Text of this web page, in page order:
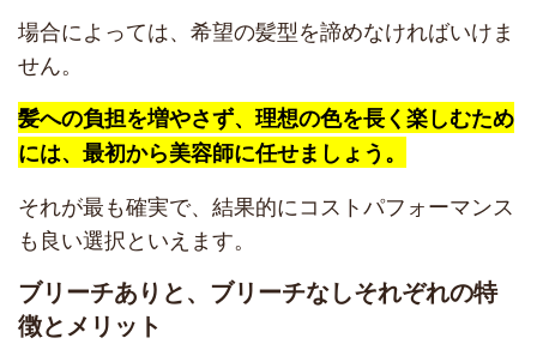
場合によっては、希望の髪型を諦めなければいけま
せん。
髪への負担を増やさず、理想の色を長く楽しむため
には、最初から美容師に任せましょう。
それが最も確実で、結果的にコストパフォーマンス
も良い選択といえます。
ブリーチありと、ブリーチなしそれぞれの特
徴とメリット